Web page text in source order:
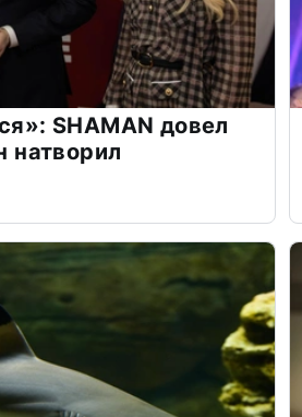
SHAMAN довел
натворил